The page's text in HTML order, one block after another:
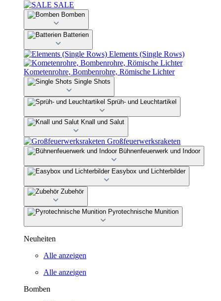
SALE
Bomben
Batterien
Elements (Single Rows)
Kometenrohre, Bombenrohre, Römische Lichter
Single Shots
Sprüh- und Leuchtartikel
Knall und Salut
Großfeuerwerksraketen
Bühnenfeuerwerk und Indoor
Easybox und Lichterbilder
Zubehör
Pyrotechnische Munition
Neuheiten
Alle anzeigen
Alle anzeigen
Bomben